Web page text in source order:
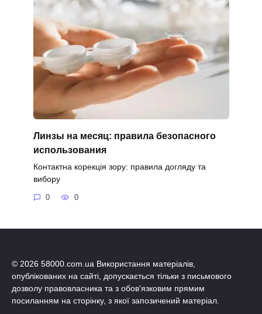
Линзы на месяц: правила безопасного
использования
Контактна корекція зору: правила догляду та
вибору
0 0
© 2026 58000.com.ua Використання матеріалів,
опублікованих на сайті, допускається тільки з письмового
дозволу правовласника та з обов'язковим прямим
посиланням на сторінку, з якої запозичений матеріал.